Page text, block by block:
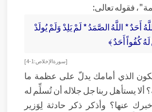
فقوله تعالى:
أَحَدٌ * اللَّهُ الصَّمَدُ * لَمْ يَلِدْ وَلَمْ يُولَدْ
كُفُواً أَحَدٌ ﴾
[ سورة الإخلاص: 1-4 ]
الذي أمامك يدلّ على عظمة ما
يستأهل ربنا جل جلاله أن تُسلِّم له
عنها؟ وأذكر ذكر حادثة لِوَزير